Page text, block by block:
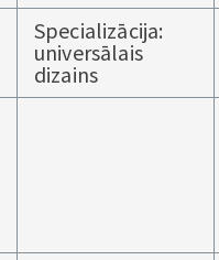
Specializācija:
universālais
dizains